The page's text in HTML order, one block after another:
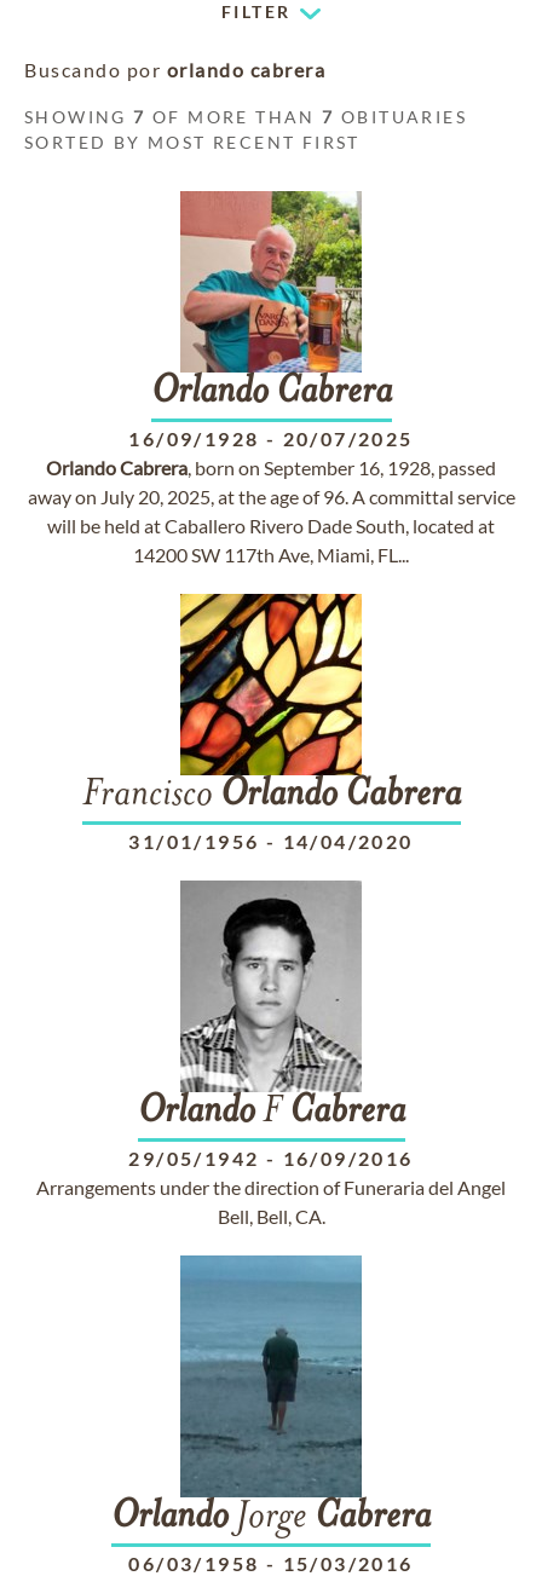
FILTER
Buscando por orlando cabrera
SHOWING7 OF MORE THAN7 OBITUARIES
SORTED BY MOST RECENT FIRST
Orlando Cabrera
16/09/1928 - 20/07/2025
OrlandoCabrera, born on September 16, 1928, passed
away on July 20, 2025, at the age of 96. A committal service
will be held at Caballero Rivero Dade South, located at
14200 SW 117th Ave, Miami, FL...
Francisco Orlando Cabrera
31/01/1956 - 14/04/2020
OrlandoF Cabrera
29/05/1942 - 16/09/2016
Arrangements under the direction of Funeraria del Angel
Bell, Bell, CA.
OrlandoJorge Cabrera
06/03/1958 - 15/03/2016